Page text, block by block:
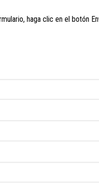
haga clic en el botón